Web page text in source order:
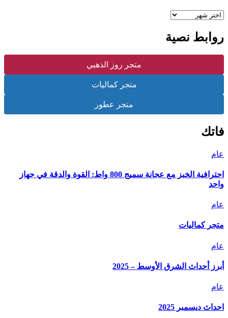
الارشيف
روابط نصية
متجر روز الذهبي
متجر كماليات
متجر عطور
فاتك
عام
احترافية الخبز مع عجانة سميج 800 واط: القوة والدقة في جهاز
واحد
عام
متجر كماليات
عام
أبرز أحداث الشرق الأوسط – 2025
عام
احداث ديسمبر 2025